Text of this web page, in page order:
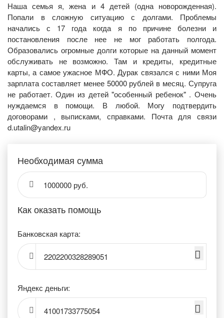
Наша семья я, жена и 4 детей (одна новорожденная).
Попали в сложную ситуацию с долгами. Проблемы
начались с 17 года когда я по причине болезни и
постановления после нее не мог работать полгода.
Образовались огромные долги которые на данный момент
обслуживать не возможно. Там и кредиты, кредитные
карты, а самое ужасное МФО. Дурак связался с ними Моя
зарплата составляет менее 50000 рублей в месяц. Супруга
не работает. Один из детей "особенный ребенок" . Очень
нуждаемся в помощи. В любой. Могу подтвердить
договорами , выписками, справками. Почта для связи
d.utalin@yandex.ru
Необходимая сумма
1000000 руб.
Как оказать помощь
Банковская карта:
2202200328289051
Яндекс деньги:
41001733775054